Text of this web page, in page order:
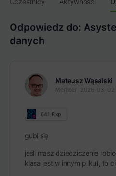
Uczestnicy Aktywności
Odpowiedz do:
danych
Mateusz Wąsalski
Member 2026-03-02
641 Exp
gubi się
jeśli masz dziedziczenie
klasa jest w innym pliku), to